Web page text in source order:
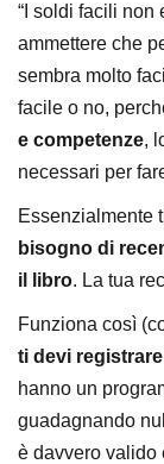
“I soldi facili non
ammettere che
sembra molto
facile o no,
e competenze,
necessari per
Essenzialmente
bisogno di
il libro. La tua
Funziona così
ti devi registrare
hanno un
guadagnando
è davvero valido